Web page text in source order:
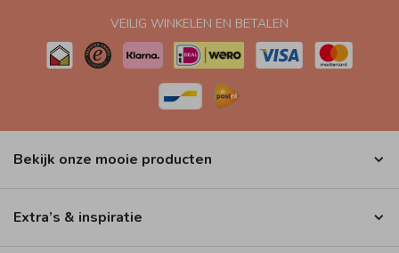
VEILIG WINKELEN EN BETALEN
Bekijk onze mooie producten
Extra’s & inspiratie